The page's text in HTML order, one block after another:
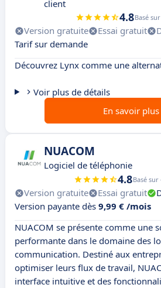
client
4.8Basé sur
Version gratuite Essai gratuit
Tarif sur demande
Découvrez Lynx comme une
Voir plus de détails
En savoir plus
NUACOM
Logiciel de téléphonie
4.8Basé sur
Version gratuite Essai gratuit
Version payante dès 9,99 € /mois
NUACOM se présente comme une
performante dans le domaine des
communication. Destiné aux
optimiser leurs flux de travail,
interface intuitive et des